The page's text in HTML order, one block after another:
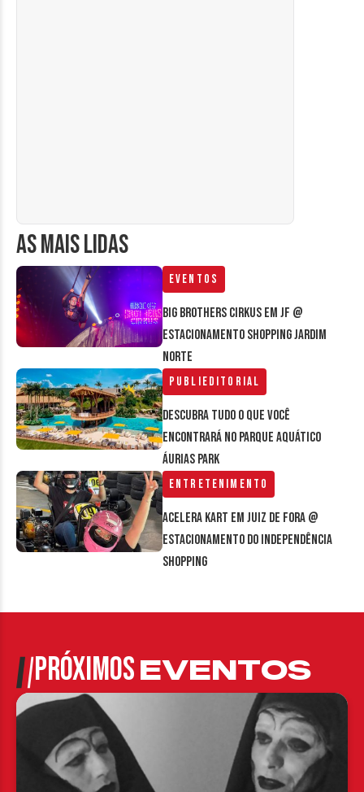
AS MAIS LIDAS
Eventos
Big Brothers Cirkus em JF @
estacionamento Shopping Jardim
Norte
Publieditorial
Descubra tudo o que você
encontrará no parque aquático
Áurias Park
Entretenimento
Acelera Kart em Juiz de Fora @
estacionamento do Independência
Shopping
PRÓXIMOSEVENTOS